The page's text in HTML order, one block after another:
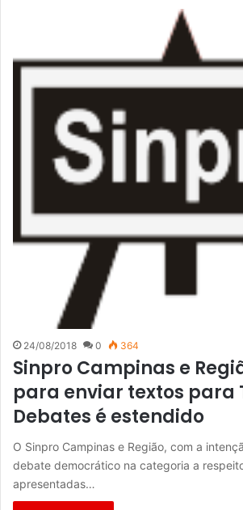
24/08/2018 0 364
Sinpro Campinas e
para enviar textos para
Debates é estendido
O Sinpro Campinas e Região, com a
debate democrático na categoria a
apresentadas…